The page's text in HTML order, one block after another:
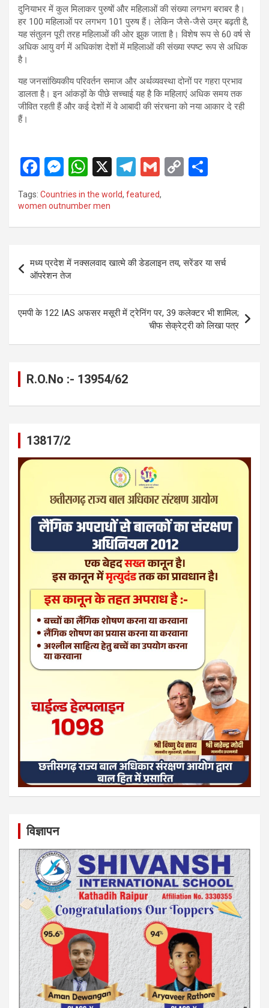
दुनियाभर में कुल मिलाकर पुरुषों और महिलाओं की संख्या लगभग बराबर है।
हर 100 महिलाओं पर लगभग 101 पुरुष हैं। लेकिन जैसे-जैसे उम्र बढ़ती है,
यह संतुलन पूरी तरह महिलाओं की ओर झुक जाता है। विशेष रूप से 60 वर्ष से
अधिक आयु वर्ग में अधिकांश देशों में महिलाओं की संख्या स्पष्ट रूप से अधिक
है।
यह जनसांख्यिकीय परिवर्तन समाज और अर्थव्यवस्था दोनों पर गहरा प्रभाव
डालता है। इन आंकड़ों के पीछे सच्चाई यह है कि महिलाएं अधिक समय तक
जीवित रहती हैं और कई देशों में वे आबादी की संरचना को नया आकार दे रही
हैं।
F
a
ce
b
o
k
M
es
se
n
er
W
h
at
s
p
X
T
el
e
gr
m
G
ail
C
Li
k
e
Tags: Countries in the world, featured,
women outnumber men
navigation
मध्य प्रदेश में नक्सलवाद खात्मे की डेडलाइन तय, सरेंडर या सर्च
ऑपरेशन तेज
एमपी के 122 IAS अफसर मसूरी में ट्रेनिंग पर, 39 कलेक्टर भी शामिल;
चीफ सेक्रेट्री को लिखा पत्र
R.O.No :- 13954/62
13817/2
विज्ञापन